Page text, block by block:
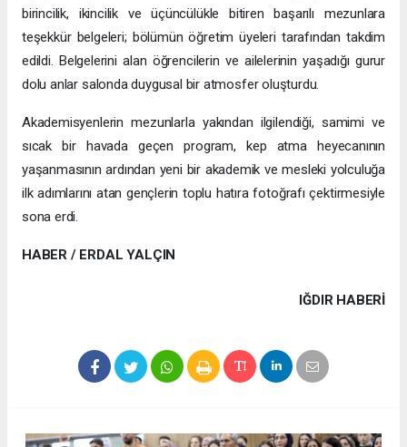
birincilik, ikincilik ve üçüncülükle bitiren başarılı mezunlara
teşekkür belgeleri; bölümün öğretim üyeleri tarafından takdim
edildi. Belgelerini alan öğrencilerin ve ailelerinin yaşadığı gurur
dolu anlar salonda duygusal bir atmosfer oluşturdu.
Akademisyenlerin mezunlarla yakından ilgilendiği, samimi ve
sıcak bir havada geçen program, kep atma heyecanının
yaşanmasının ardından yeni bir akademik ve mesleki yolculuğa
ilk adımlarını atan gençlerin toplu hatıra fotoğrafı çektirmesiyle
sona erdi.
HABER / ERDAL YALÇIN
IĞDIR HABERİ